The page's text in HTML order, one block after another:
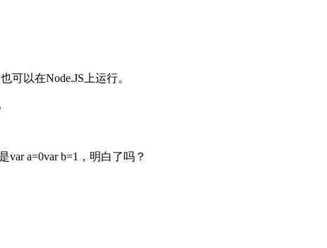
可以在Node.JS上运行。
a=0var b=1，明白了吗？